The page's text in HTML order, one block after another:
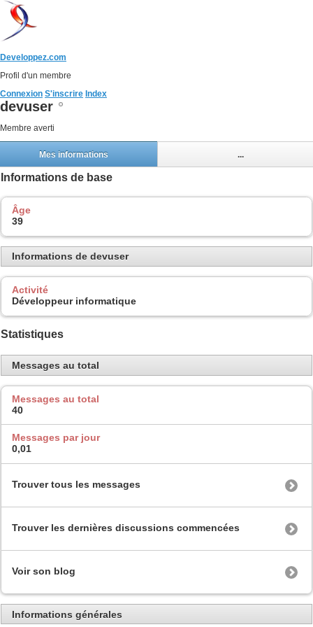
Developpez.com
Profil d'un membre
Connexion S'inscrire Index
devuser
Membre averti
Mes informations ...
Informations de base
Âge
39
Informations de devuser
Activité
Développeur informatique
Statistiques
Messages au total
Messages au total
40
Messages par jour
0,01
Trouver tous les messages
Trouver les dernières discussions commencées
Voir son blog
Informations générales